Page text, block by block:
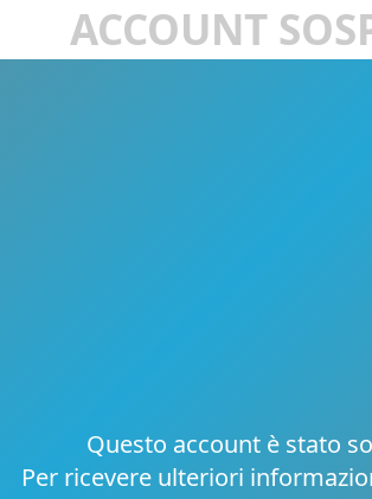
ACCOUNT
Questo account è stato
Per ricevere ulteriori